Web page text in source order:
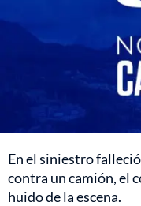
En el siniestro
contra un camión, el
huido de la escena.